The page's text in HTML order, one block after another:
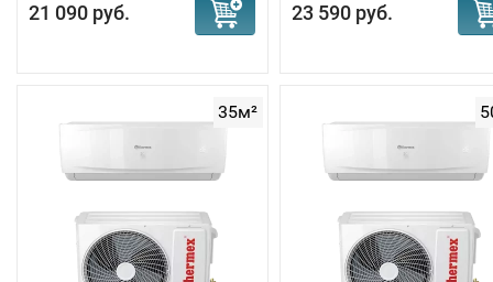
21 090 руб. 23 590 руб.
35м²